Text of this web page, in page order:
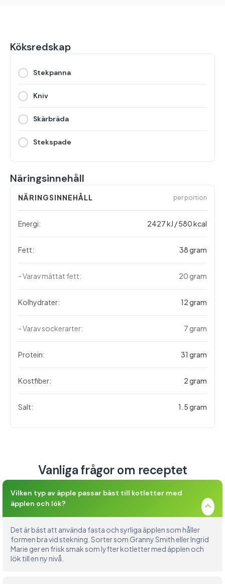
Köksredskap
Stekpanna
Kniv
Skärbräda
Stekspade
Näringsinnehåll
NÄRINGSINNEHÅLL per portion
Energi: 2427 kJ / 580 kcal
Fett: 38 gram
- Varav mättat fett: 20 gram
Kolhydrater: 12 gram
- Varav sockerarter: 7 gram
Protein: 31 gram
Kostfiber: 2 gram
Salt: 1.5 gram
Vanliga frågor om receptet
Vilken typ av äpple passar bäst till kotletter med
äpplen och lök?
Det är bäst att använda fasta och syrliga äpplen som håller
formen bra vid stekning. Sorter som Granny Smith eller Ingrid
Marie ger en frisk smak som lyfter kotletter med äpplen och
lök till en ny nivå.